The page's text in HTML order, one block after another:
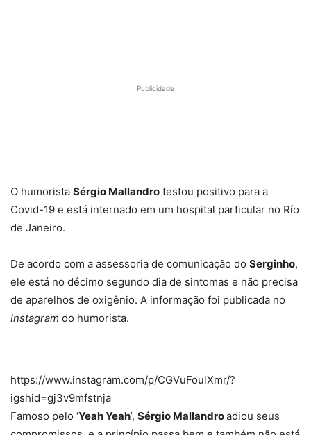
Publicidade
O humorista Sérgio Mallandro testou positivo para a
Covid-19 e está internado em um hospital particular no Río
de Janeiro.
De acordo com a assessoria de comunicação do Serginho,
ele está no décimo segundo dia de sintomas e não precisa
de aparelhos de oxigênio. A informação foi publicada no
Instagram do humorista.
https://www.instagram.com/p/CGVuFoulXmr/?
igshid=gj3v9mfstnja
Famoso pelo ‘Yeah Yeah’, Sérgio Mallandroadiou seus